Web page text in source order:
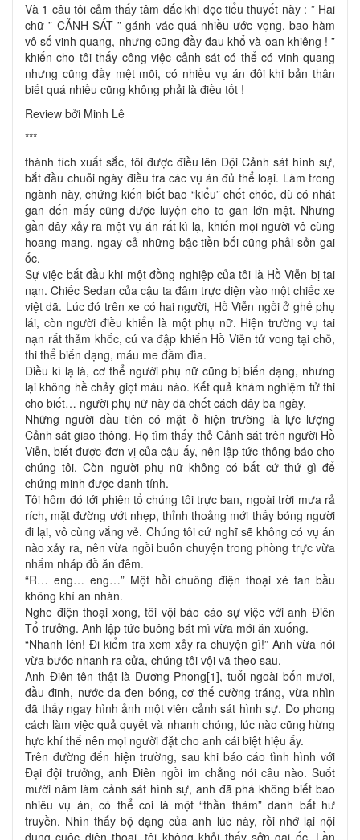
Và 1 câu tôi cảm thấy tâm đắc khi đọc tiểu thuyết này : ” Hai
chữ ” CẢNH SÁT ” gánh vác quá nhiều ước vọng, bao hàm
vô số vinh quang, nhưng cũng đầy đau khổ và oan khiêng ! ”
khiến cho tôi thấy công việc cảnh sát có thể có vinh quang
nhưng cũng đầy mệt mõi, có nhiều vụ án đôi khi bản thân
biết quá nhiều cũng không phải là điều tốt !
Review bởi Minh Lê
***
thành tích xuất sắc, tôi được điều lên Đội Cảnh sát hình sự,
bắt đầu chuỗi ngày điều tra các vụ án đủ thể loại. Làm trong
ngành này, chứng kiến biết bao “kiểu” chết chóc, dù có nhát
gan đến mấy cũng được luyện cho to gan lớn mật. Nhưng
gần đây xảy ra một vụ án rất kì lạ, khiến mọi người vô cùng
hoang mang, ngay cả những bậc tiền bối cũng phải sởn gai
ốc.
Sự việc bắt đầu khi một đồng nghiệp của tôi là Hồ Viễn bị tai
nạn. Chiếc Sedan của cậu ta đâm trực diện vào một chiếc xe
việt dã. Lúc đó trên xe có hai người, Hồ Viễn ngồi ở ghế phụ
lái, còn người điều khiển là một phụ nữ. Hiện trường vụ tai
nạn rất thảm khốc, cú va đập khiến Hồ Viễn tử vong tại chỗ,
thi thể biến dạng, máu me đầm đìa.
Điều kì lạ là, cơ thể người phụ nữ cũng bị biến dạng, nhưng
lại không hề chảy giọt máu nào. Kết quả khám nghiệm tử thi
cho biết… người phụ nữ này đã chết cách đây ba ngày.
Những người đầu tiên có mặt ở hiện trường là lực lượng
Cảnh sát giao thông. Họ tìm thấy thẻ Cảnh sát trên người Hồ
Viễn, biết được đơn vị của cậu ấy, nên lập tức thông báo cho
chúng tôi. Còn người phụ nữ không có bất cứ thứ gì để
chứng minh được danh tính.
Tôi hôm đó tới phiên tổ chúng tôi trực ban, ngoài trời mưa rả
rích, mặt đường ướt nhẹp, thỉnh thoảng mới thấy bóng người
đi lại, vô cùng vắng vẻ. Chúng tôi cứ nghĩ sẽ không có vụ án
nào xảy ra, nên vừa ngồi buôn chuyện trong phòng trực vừa
nhấm nháp đồ ăn đêm.
“R… eng… eng…” Một hồi chuông điện thoại xé tan bầu
không khí an nhàn.
Nghe điện thoại xong, tôi vội báo cáo sự việc với anh Điên
Tổ trưởng. Anh lập tức buông bát mì vừa mới ăn xuống.
“Nhanh lên! Đi kiểm tra xem xảy ra chuyện gì!” Anh vừa nói
vừa bước nhanh ra cửa, chúng tôi vội vã theo sau.
Anh Điên tên thật là Dương Phong[1], tuổi ngoài bốn mươi,
đầu đinh, nước da đen bóng, cơ thể cường tráng, vừa nhìn
đã thấy ngay hình ảnh một viên cảnh sát hình sự. Do phong
cách làm việc quả quyết và nhanh chóng, lúc nào cũng hừng
hực khí thế nên mọi người đặt cho anh cái biệt hiệu ấy.
Trên đường đến hiện trường, sau khi báo cáo tình hình với
Đại đội trưởng, anh Điên ngồi im chẳng nói câu nào. Suốt
mười năm làm cảnh sát hình sự, anh đã phá không biết bao
nhiêu vụ án, có thể coi là một “thần thám” danh bất hư
truyền. Nhìn thấy bộ dạng của anh lúc này, rồi nhớ lại nội